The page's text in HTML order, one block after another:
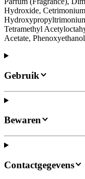
Hydroxide,
Tetramethyl
Acetate,
Gebruik
Bewaren
Contactgegevens